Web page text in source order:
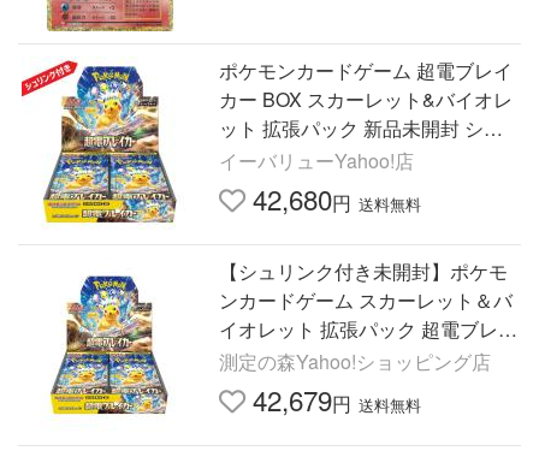
ポケモンカードゲーム 超電ブレイ
カー BOX スカーレット&バイオレ
ット 拡張パック 新品未開封 シュ
リンク付き
イーバリューYahoo!店
42,680円 送料無料
【シュリンク付き未開封】ポケモ
ンカードゲーム スカーレット＆バ
イオレット 拡張パック 超電ブレイ
カー BOX [ラッピング可] R-LOGI
測定の森Yahoo!ショッピング店
42,679円 送料無料